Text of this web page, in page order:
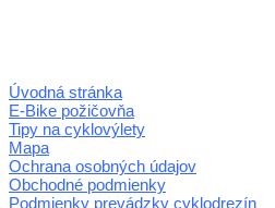
Úvodná stránka
E-Bike požičovňa
Tipy na cyklovýlety
Mapa
Ochrana osobných údajov
Obchodné podmienky
Podmienky prevádzky cyklodrezín